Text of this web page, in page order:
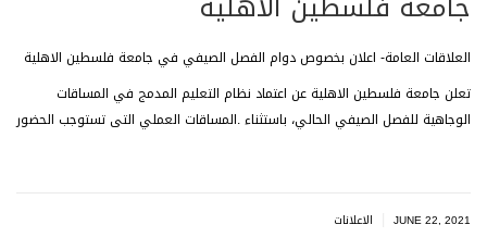
العلاقات العامة- اعلان بخصوص دوام الفصل الصيفي في جامعة فلسطين الاهلية
تعلن جامعة فلسطين الاهلية عن اعتماد نظام التعليم المدمج في المساقات
الوجاهية للفصل الصيفي الحالي، باستثناء .المساقات العملي التى تستوجب الحضور
JUNE 22, 2021 الاعلانات